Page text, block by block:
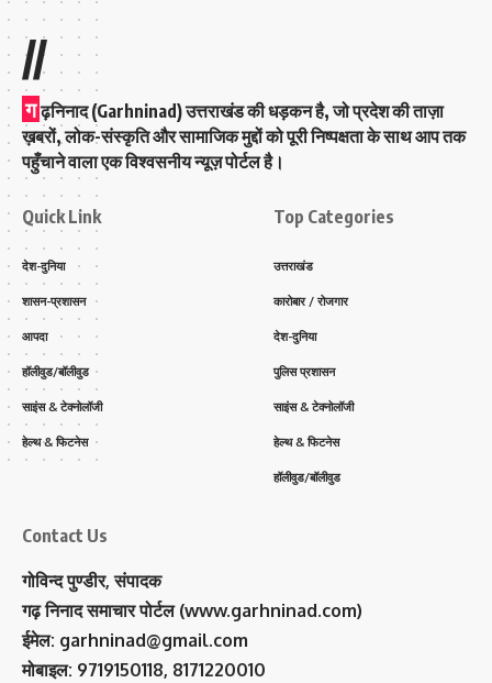
//
ग ढ़निनाद (Garhninad) उत्तराखंड की धड़कन है, जो प्रदेश की ताज़ा
ख़बरों, लोक-संस्कृति और सामाजिक मुद्दों को पूरी निष्पक्षता के साथ आप तक
पहुँचाने वाला एक विश्वसनीय न्यूज़ पोर्टल है।
Quick Link
देश-दुनिया
शासन-प्रशासन
आपदा
हॉलीवुड/बॉलीवुड
साइंस & टेक्नोलॉजी
हेल्थ & फिटनेस
Top Categories
उत्तराखंड
कारोबार / रोजगार
देश-दुनिया
पुलिस प्रशासन
साइंस & टेक्नोलॉजी
हेल्थ & फिटनेस
हॉलीवुड/बॉलीवुड
Contact Us
गोविन्द पुण्डीर, संपादक
गढ़ निनाद समाचार पोर्टल (www.garhninad.com)
ईमेल: garhninad@gmail.com
मोबाइल: 9719150118, 8171220010